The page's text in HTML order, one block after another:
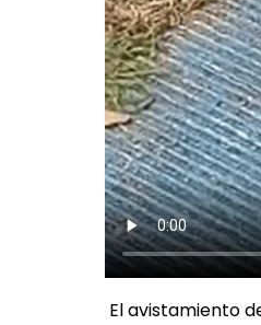
El avistamiento